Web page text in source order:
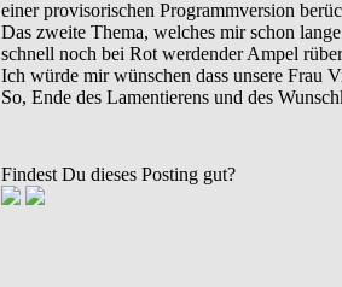
einer provisorischen Programmversion
Das zweite Thema, welches mir schon
schnell noch bei Rot werdender Ampel
Ich würde mir wünschen dass unsere Frau
So, Ende des Lamentierens und des
Findest Du dieses Posting gut?